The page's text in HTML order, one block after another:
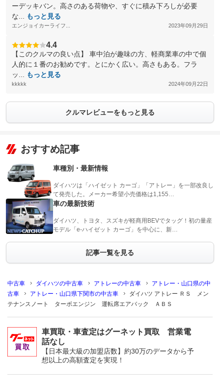
ーデッキバン。高さのある荷物や、すぐに積み下ろしが必要
な...
もっと見る
エンジョイカーライフ... 2023年09月29日
4.4
【このクルマの良い点】 車中泊が趣味の方、軽商業車の中で個
人的に１番のお勧めです。とにかく広い。高さもある。フラ
ッ...
もっと見る
kkkkk 2024年09月22日
クルマレビューをもっと見る
おすすめ記事
車種別・最新情報
ダイハツは「ハイゼット カーゴ」「アトレー」を一部改良し
て発売した。メーカー希望小売価格は1,155…
車の最新技術
ダイハツ、トヨタ、スズキが軽商用BEVでタッグ！初の量産
モデル「e-ハイゼット カーゴ」を中心に、新…
記事一覧を見る
中古車 ダイハツの中古車 アトレーの中古車
アトレー・山口県の中
古車
アトレー・山口県下関市の中古車
ダイハツ アトレー ＲＳ メン
テナンスノート ターボエンジン 運転席エアバック ＡＢＳ
車買取・車査定はグーネット買取 営業電
話なし
【日本最大級の加盟店数】約30万のデータから予
想以上の高額査定を実現！